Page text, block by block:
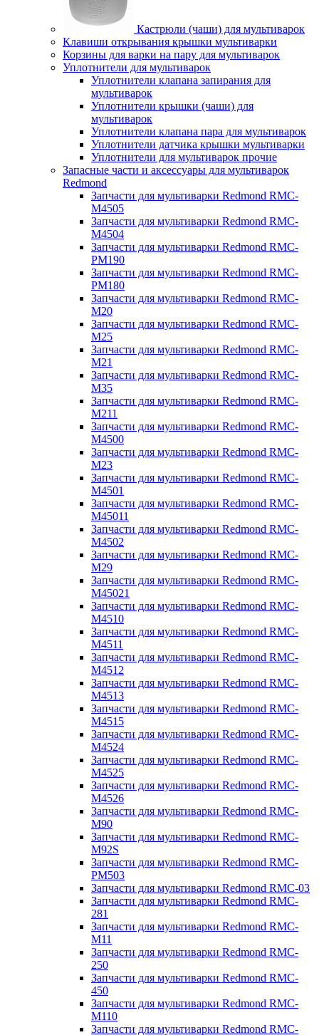
Кастрюли (чаши) для мультиварок
Клавиши открывания крышки мультиварки
Корзины для варки на пару для мультиварок
Уплотнители для мультиварок
Уплотнители клапана запирания для
мультиварок
Уплотнители крышки (чаши) для
мультиварок
Уплотнители клапана пара для мультиварок
Уплотнители датчика крышки мультиварки
Уплотнители для мультиварок прочие
Запасные части и аксессуары для мультиварок
Redmond
Запчасти для мультиварки Redmond RMC-
M4505
Запчасти для мультиварки Redmond RMC-
M4504
Запчасти для мультиварки Redmond RMC-
PM190
Запчасти для мультиварки Redmond RMC-
PM180
Запчасти для мультиварки Redmond RMC-
M20
Запчасти для мультиварки Redmond RMC-
M25
Запчасти для мультиварки Redmond RMC-
M21
Запчасти для мультиварки Redmond RMC-
M35
Запчасти для мультиварки Redmond RMC-
M211
Запчасти для мультиварки Redmond RMC-
M4500
Запчасти для мультиварки Redmond RMC-
M23
Запчасти для мультиварки Redmond RMC-
M4501
Запчасти для мультиварки Redmond RMC-
M45011
Запчасти для мультиварки Redmond RMC-
M4502
Запчасти для мультиварки Redmond RMC-
M29
Запчасти для мультиварки Redmond RMC-
M45021
Запчасти для мультиварки Redmond RMC-
M4510
Запчасти для мультиварки Redmond RMC-
M4511
Запчасти для мультиварки Redmond RMC-
M4512
Запчасти для мультиварки Redmond RMC-
M4513
Запчасти для мультиварки Redmond RMC-
M4515
Запчасти для мультиварки Redmond RMC-
M4524
Запчасти для мультиварки Redmond RMC-
M4525
Запчасти для мультиварки Redmond RMC-
M4526
Запчасти для мультиварки Redmond RMC-
M90
Запчасти для мультиварки Redmond RMC-
M92S
Запчасти для мультиварки Redmond RMC-
PM503
Запчасти для мультиварки Redmond RMC-03
Запчасти для мультиварки Redmond RMC-
281
Запчасти для мультиварки Redmond RMC-
M11
Запчасти для мультиварки Redmond RMC-
250
Запчасти для мультиварки Redmond RMC-
450
Запчасти для мультиварки Redmond RMC-
M110
Запчасти для мультиварки Redmond RMC-